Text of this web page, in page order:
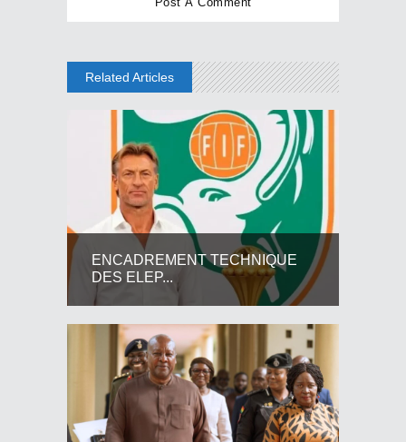
Related Articles
ENCADREMENT TECHNIQUE
DES ELEP...